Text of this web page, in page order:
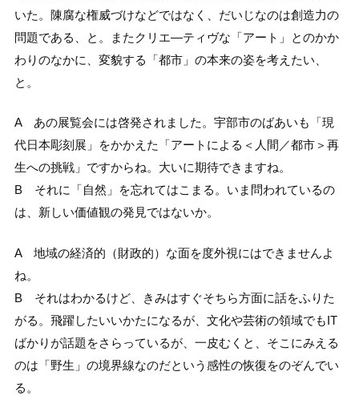
いた。陳腐な権威づけなどではなく、だいじなのは創造力の
問題である、と。またクリエ―ティヴな「アート」とのかか
わりのなかに、変貌する「都市」の本来の姿を考えたい、
と。
A あの展覧会には啓発されました。宇部市のばあいも「現
代日本彫刻展」をかかえた「アートによる＜人間／都市＞再
生への挑戦」ですからね。大いに期待できますね。
B それに「自然」を忘れてはこまる。いま問われているの
は、新しい価値観の発見ではないか。
A 地域の経済的（財政的）な面を度外視にはできませんよ
ね。
B それはわかるけど、きみはすぐそちら方面に話をふりた
がる。飛躍したいいかたになるが、文化や芸術の領域でもIT
ばかりが話題をさらっているが、一皮むくと、そこにみえる
のは「野生」の境界線なのだという感性の恢復をのぞんでい
る。